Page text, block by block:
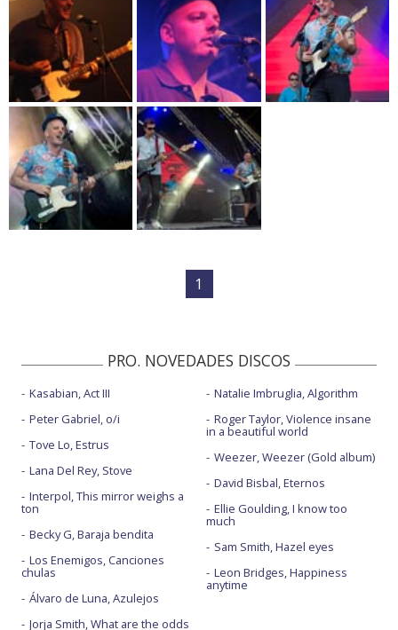
1
PRO. NOVEDADES DISCOS
Kasabian, Act III
Peter Gabriel, o/i
Tove Lo, Estrus
Lana Del Rey, Stove
Interpol, This mirror weighs a
ton
Becky G, Baraja bendita
Los Enemigos, Canciones
chulas
Álvaro de Luna, Azulejos
Jorja Smith, What are the odds
Natalie Imbruglia, Algorithm
Roger Taylor, Violence insane
in a beautiful world
Weezer, Weezer (Gold album)
David Bisbal, Eternos
Ellie Goulding, I know too
much
Sam Smith, Hazel eyes
Leon Bridges, Happiness
anytime